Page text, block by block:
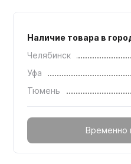
Наличие товара в
Челябинск
Уфа
Тюмень
Временно